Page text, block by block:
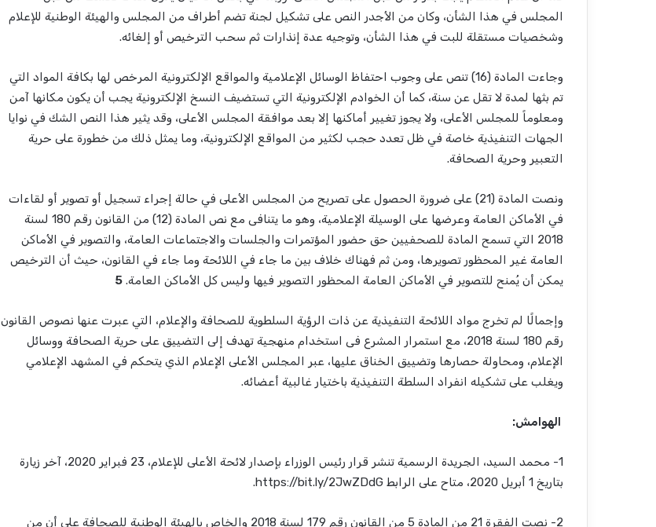
المجلس في هذا الشأن، وكان من الأجدر النص على تشكيل لجنة تضم أطراف من المجلس والهيئة الوطنية للإعلام
وشخصيات مستقلة للبت في هذا الشأن، وتوجيه عدة إنذارات ثم سحب الترخيص أو إلغائه.
وجاءت المادة (16) تنص على وجوب احتفاظ الوسائل الإعلامية والمواقع الإلكترونية المرخص لها بكافة المواد التي
تم بثها لمدة لا تقل عن سنة، كما أن الخوادم الإلكترونية التي تستضيف النسخ الإلكترونية يجب أن يكون مكانها آمن
ومعلوماً للمجلس الأعلى، ولا يجوز تغيير أماكنها إلا بعد موافقة المجلس الأعلى، وقد يثير هذا النص الشك في نوايا
الجهات التنفيذية خاصة في ظل تعدد حجب لكثير من المواقع الإلكترونية، وما يمثل ذلك من خطورة على حرية
التعبير وحرية الصحافة.
ونصت المادة (21) على ضرورة الحصول على تصريح من المجلس الأعلى في حالة إجراء تسجيل أو تصوير أو لقاءات
في الأماكن العامة وعرضها على الوسيلة الإعلامية، وهو ما يتنافى مع نص المادة (12) من القانون رقم 180 لسنة
2018 التي تسمح المادة للصحفيين حق حضور المؤتمرات والجلسات والاجتماعات العامة، والتصوير في الأماكن
العامة غير المحظور تصويرها، ومن ثم فهناك خلاف بين ما جاء في اللائحة وما جاء في القانون، حيث أن الترخيص
يمكن أن يُمنح للتصوير في الأماكن العامة المحظور التصوير فيها وليس كل الأماكن العامة. 5
وإجمالًا لم تخرج مواد اللائحة التنفيذية عن ذات الرؤية السلطوية للصحافة والإعلام، التي عبرت عنها نصوص القانون
رقم 180 لسنة 2018، مع استمرار المشرع فى استخدام منهجية تهدف إلى التضييق على حرية الصحافة ووسائل
الإعلام، ومحاولة حصارها وتضييق الخناق عليها، عبر المجلس الأعلى الإعلام الذي يتحكم في المشهد الإعلامي
ويغلب على تشكيله انفراد السلطة التنفيذية باختيار غالبية أعضائه.
الهوامش:
1- محمد السيد، الجريدة الرسمية تنشر قرار رئيس الوزراء بإصدار لائحة الأعلى للإعلام، 23 فبراير 2020، آخر زيارة
بتاريخ 1 أبريل 2020، متاح على الرابط https://bit.ly/2JwZDdG.
2- نصت الفقرة 21 من المادة 5 من القانون رقم 179 لسنة 2018 والخاص بالهيئة الوطنية للصحافة على أن من